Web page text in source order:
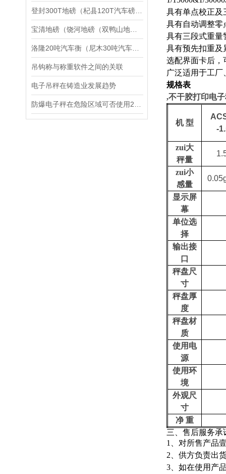
吊钩称与称重软件之间的关联
电子吊秤在铸造业发展趋势
具有单点校正及
具有自动调整零
具有三段式重量
具有预先扣重及
选配界面卡后，
广泛适用于工
规格表
,不干胶打印电
机 型
-
zui大
秤量
zui小
感量
显示屏
幕
单位选
择
输出接
口
秤盘尺
寸
秤盘厚
度
秤盘材
质
使用电
源
使用环
境
外观尺
寸
净 重
三、 售后服务承
1
、对所售产品
2 、供方负责出
3 、如在使用产